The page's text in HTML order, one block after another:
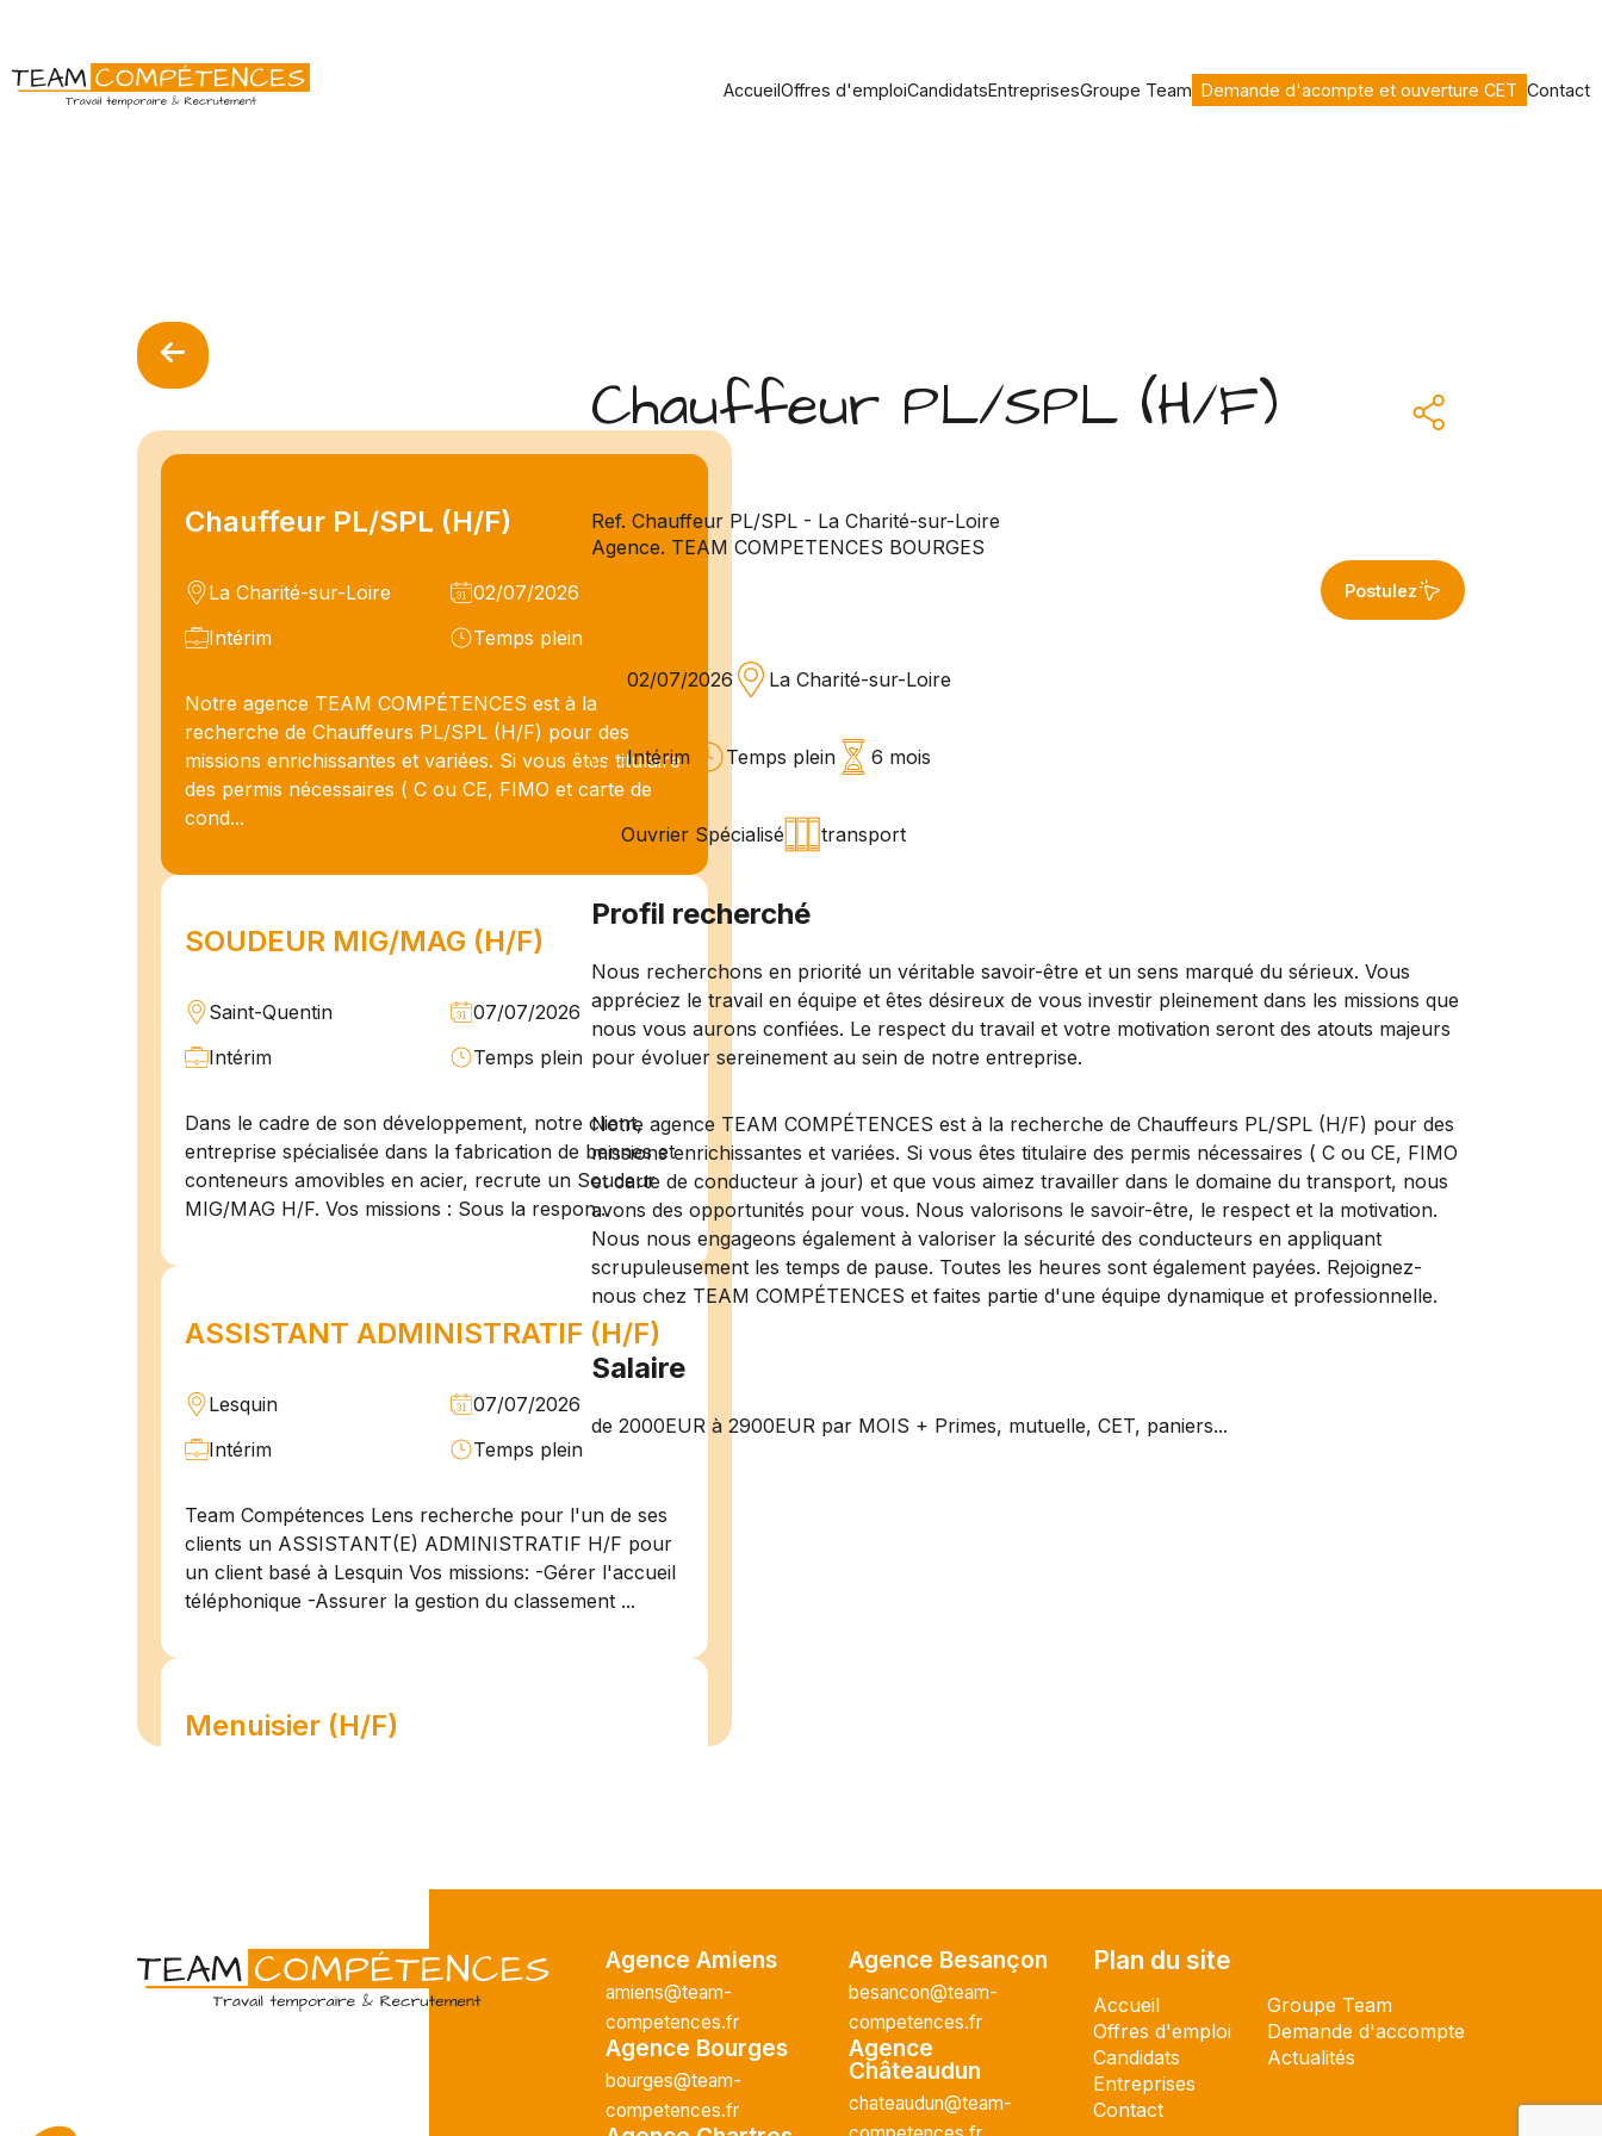
AccueilOffres d'emploiCandidatsEntreprisesGroupe Team Demande d'acompte et ouverture CET Contact
Chauffeur PL/SPL (H/F)
La Charité-sur-Loire
02/07/2026
Intérim
Temps plein
Notre agence TEAM COMPÉTENCES est à la
recherche de Chauffeurs PL/SPL (H/F) pour des
missions enrichissantes et variées. Si vous êtes titulaire
des permis nécessaires ( C ou CE, FIMO et carte de
cond...
SOUDEUR MIG/MAG (H/F)
Saint-Quentin
07/07/2026
Intérim
Temps plein
Dans le cadre de son développement, notre client,
entreprise spécialisée dans la fabrication de bennes et
conteneurs amovibles en acier, recrute un Soudeur
MIG/MAG H/F. Vos missions : Sous la respon...
ASSISTANT ADMINISTRATIF (H/F)
Lesquin
07/07/2026
Intérim
Temps plein
Team Compétences Lens recherche pour l'un de ses
clients un ASSISTANT(E) ADMINISTRATIF H/F pour
un client basé à Lesquin Vos missions: -Gérer l'accueil
téléphonique -Assurer la gestion du classement ...
Menuisier (H/F)
vue d'une mission longue en intérim. Vous intégrerez
une équipe déjà en place dans une structure majeur...
Technicien de maintenance H/F
Chauffeur PL/SPL (H/F)
Ref. Chauffeur PL/SPL - La Charité-sur-Loire
Agence. TEAM COMPETENCES BOURGES
Postulez
02/07/2026 La Charité-sur-Loire
Intérim Temps plein 6 mois
Ouvrier Spécialisé transport
Profil recherché
Nous recherchons en priorité un véritable savoir-être et un sens marqué du sérieux. Vous
appréciez le travail en équipe et êtes désireux de vous investir pleinement dans les missions que
nous vous aurons confiées. Le respect du travail et votre motivation seront des atouts majeurs
pour évoluer sereinement au sein de notre entreprise.
Notre agence TEAM COMPÉTENCES est à la recherche de Chauffeurs PL/SPL (H/F) pour des
missions enrichissantes et variées. Si vous êtes titulaire des permis nécessaires ( C ou CE, FIMO
et carte de conducteur à jour) et que vous aimez travailler dans le domaine du transport, nous
avons des opportunités pour vous. Nous valorisons le savoir-être, le respect et la motivation.
Nous nous engageons également à valoriser la sécurité des conducteurs en appliquant
scrupuleusement les temps de pause. Toutes les heures sont également payées. Rejoignez-
nous chez TEAM COMPÉTENCES et faites partie d'une équipe dynamique et professionnelle.
Salaire
de 2000EUR à 2900EUR par MOIS + Primes, mutuelle, CET, paniers...
Agence Amiens
amiens@team-
competences.fr
Agence Bourges
bourges@team-
competences.fr
Agence Besançon
besancon@team-
competences.fr
Agence
Châteaudun
chateaudun@team-
Plan du site
Accueil
Offres d'emploi
Candidats
Entreprises
Contact
Groupe Team
Demande d'accompte
Actualités